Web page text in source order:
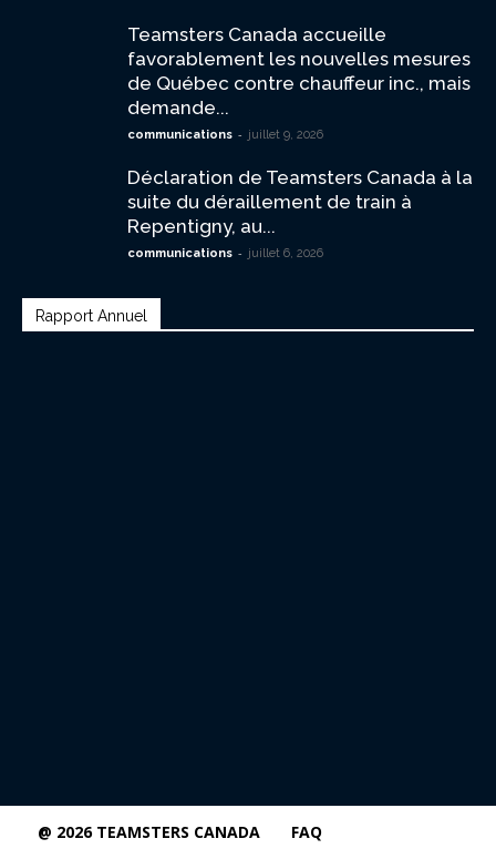
Teamsters Canada accueille
favorablement les nouvelles mesures
de Québec contre chauffeur inc., mais
demande...
communications - juillet 9, 2026
Déclaration de Teamsters Canada à la
suite du déraillement de train à
Repentigny, au...
communications - juillet 6, 2026
Rapport Annuel
@ 2026 TEAMSTERS CANADA FAQ